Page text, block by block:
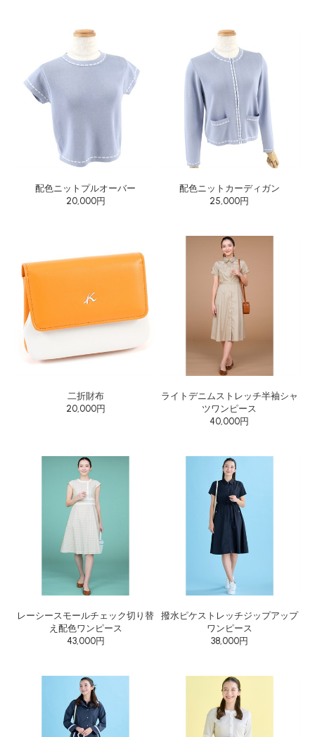
配色ニットプルオーバー
20,000円
配色ニットカーディガン
25,000円
二折財布
20,000円
ライトデニムストレッチ半袖シャ
ツワンピース
40,000円
レーシースモールチェック切り替
え配色ワンピース
43,000円
撥水ピケストレッチジップアップ
ワンピース
38,000円